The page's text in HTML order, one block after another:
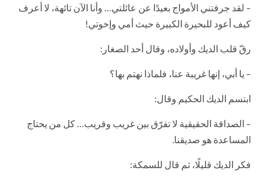
– لقد جرفتني الأمواج بعيدًا عن عائلتي… وأنا الآن تائهة، لا أعرف
كيف أعود للبحيرة الكبيرة حيث أمي وإخوتي!
رقّ قلب الديك وأولاده، وقال أحد الصغار:
– يا أبي، إنها غريبة عنا، فلماذا نهتم بها؟
ابتسم الديك الحكيم وقال:
– الصداقة الحقيقية لا تفرّق بين غريب وقريب… كل من يحتاج
المساعدة هو صديقنا.
فكر الديك قليلًا، ثم قال للسمكة: